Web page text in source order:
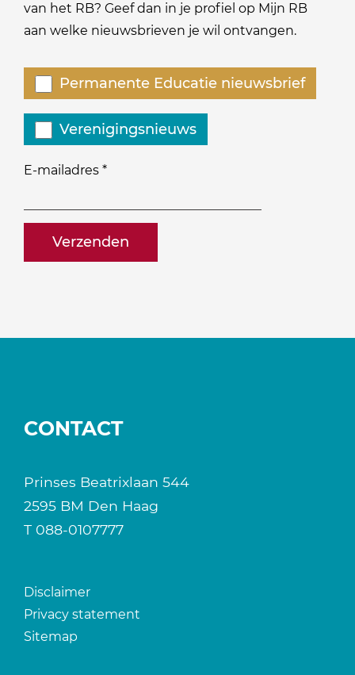
van het RB? Geef dan in je profiel op Mijn RB
aan welke nieuwsbrieven je wil ontvangen.
E-mailadres *
naam@bedrijf.nl
Welke
nieuwsbrieven
zou
je
willen
Permanente Educatie nieuwsbrief
Verenigingsnieuws
CONTACT
Prinses Beatrixlaan 544
2595 BM Den Haag
T 088-0107777
Disclaimer
Privacy statement
Sitemap